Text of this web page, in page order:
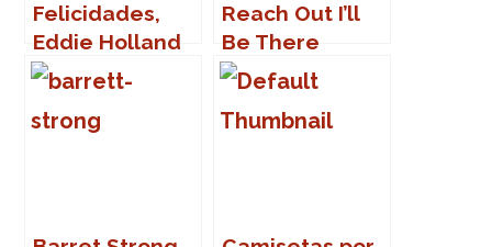
Felicidades,
Eddie Holland
Reach Out I’ll
Be There